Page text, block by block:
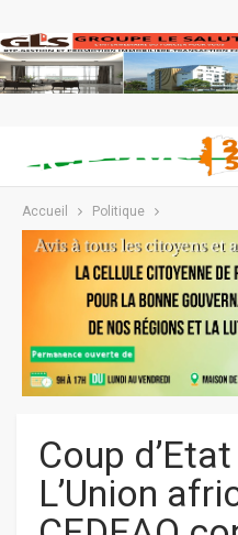
Accueil Politique
Coup
L’Union